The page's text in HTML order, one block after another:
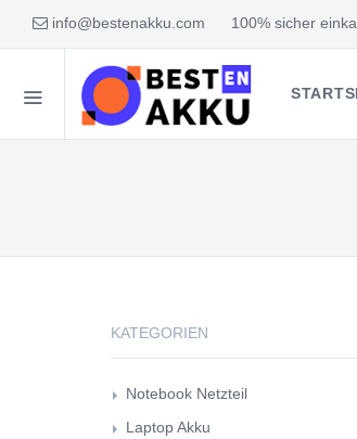
info@bestenakku.com 100% sicher
KATEGORIEN
Notebook Netzteil
Laptop Akku